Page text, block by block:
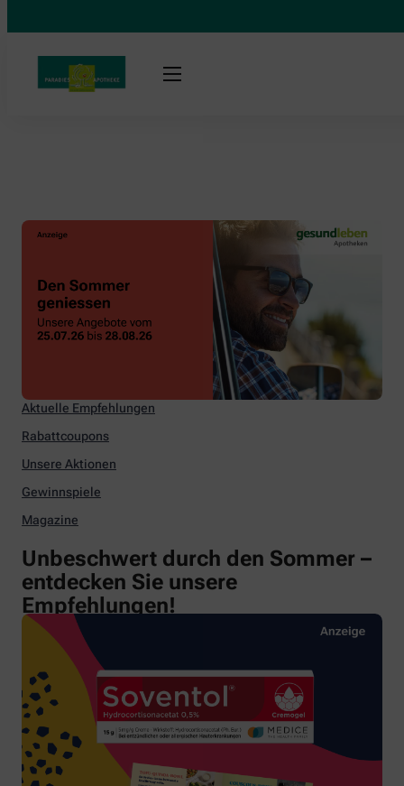
Aktuelle Empfehlungen
Rabattcoupons
Unsere Aktionen
Gewinnspiele
Magazine
Unbeschwert durch den Sommer –
entdecken Sie unsere
Empfehlungen!